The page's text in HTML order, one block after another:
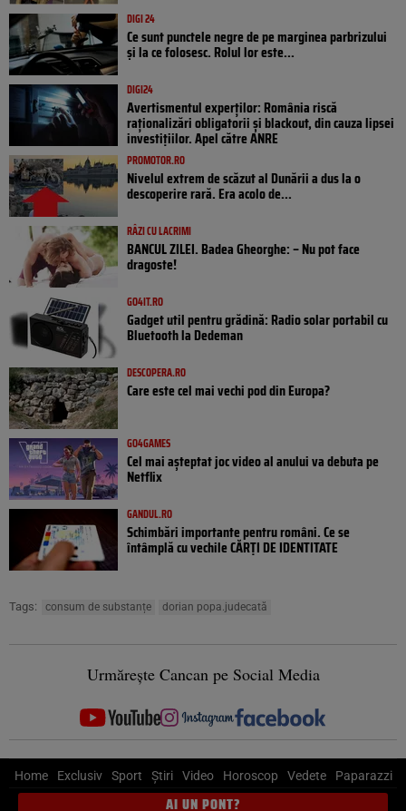
DIGI 24
Ce sunt punctele negre de pe marginea parbrizului
și la ce folosesc. Rolul lor este...
DIGI24
Avertismentul experților: România riscă
raționalizări obligatorii și blackout, din cauza lipsei
investițiilor. Apel către ANRE
PROMOTOR.RO
Nivelul extrem de scăzut al Dunării a dus la o
descoperire rară. Era acolo de...
RÂZI CU LACRIMI
BANCUL ZILEI. Badea Gheorghe: – Nu pot face
dragoste!
GO4IT.RO
Gadget util pentru grădină: Radio solar portabil cu
Bluetooth la Dedeman
DESCOPERA.RO
Care este cel mai vechi pod din Europa?
GO4GAMES
Cel mai așteptat joc video al anului va debuta pe
Netflix
GANDUL.RO
Schimbări importante pentru români. Ce se
întâmplă cu vechile CĂRȚI DE IDENTITATE
Tags: consum de substanțe dorian popa.judecată
Urmărește Cancan pe Social Media
Home Exclusiv Sport Știri Video Horoscop Vedete Paparazzi
AI UN PONT?